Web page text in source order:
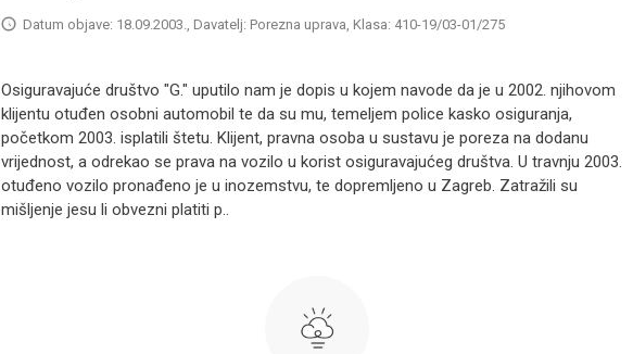
Datum objave: 18.09.2003., Davatelj: Porezna uprava, Klasa: 410-19/03-01/275
Osiguravajuće društvo "G." uputilo nam je dopis u kojem navode da je u 2002. njihovom
klijentu otuđen osobni automobil te da su mu, temeljem police kasko osiguranja,
početkom 2003. isplatili štetu. Klijent, pravna osoba u sustavu je poreza na dodanu
vrijednost, a odrekao se prava na vozilo u korist osiguravajućeg društva. U travnju 2003.
otuđeno vozilo pronađeno je u inozemstvu, te dopremljeno u Zagreb. Zatražili su
mišljenje jesu li obvezni platiti p..